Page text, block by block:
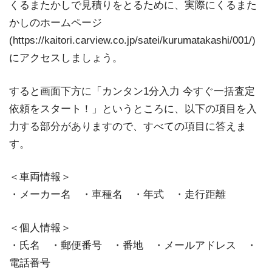
くるまたかしで見積りをとるために、実際にくるまた
かしのホームページ
(https://kaitori.carview.co.jp/satei/kurumatakashi/001/)
にアクセスしましょう。
すると画面下方に「カンタン1分入力 今すぐ一括査定
依頼をスタート！」というところに、以下の項目を入
力する部分がありますので、すべての項目に答えま
す。
＜車両情報＞
・メーカー名 ・車種名 ・年式 ・走行距離
＜個人情報＞
・氏名 ・郵便番号 ・番地 ・メールアドレス ・
電話番号